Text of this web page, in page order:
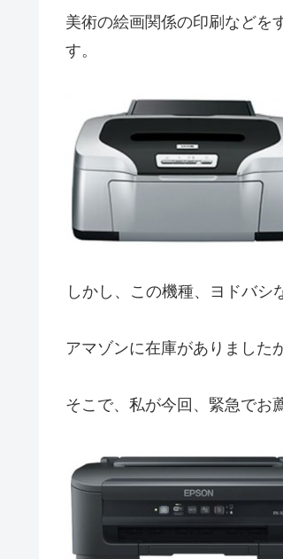
美術の絵画関係の印刷などを
す。
しかし、この機種、ヨドバシ
アマゾンに在庫がありました
そこで、私が今回、緊急でお